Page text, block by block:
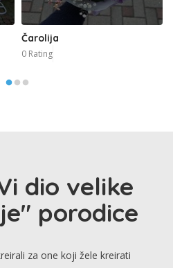
Čarolija
0 Rating
dio velike
porodice
za one koji žele kreirati